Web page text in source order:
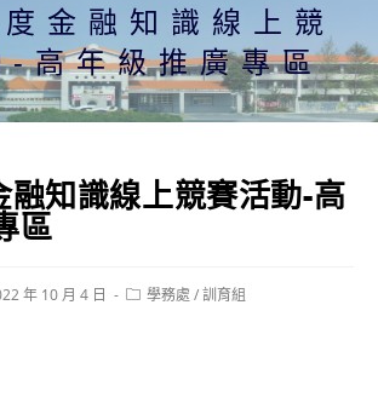
金融知識線上競
-高年級推廣專區
融知識線上競賽活動-高
區
年 10 月 4 日
Post學務處 /訓育組